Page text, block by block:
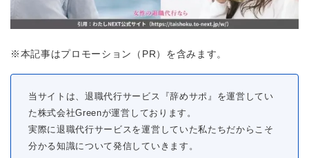
※本記事はプロモーション（PR）を含みます。
当サイトは、退職代行サービス『辞めサポ』を運営してい
た株式会社Greenが運営しております。
実際に退職代行サービスを運営していた私たちだからこそ
分かる知識について発信していきます。